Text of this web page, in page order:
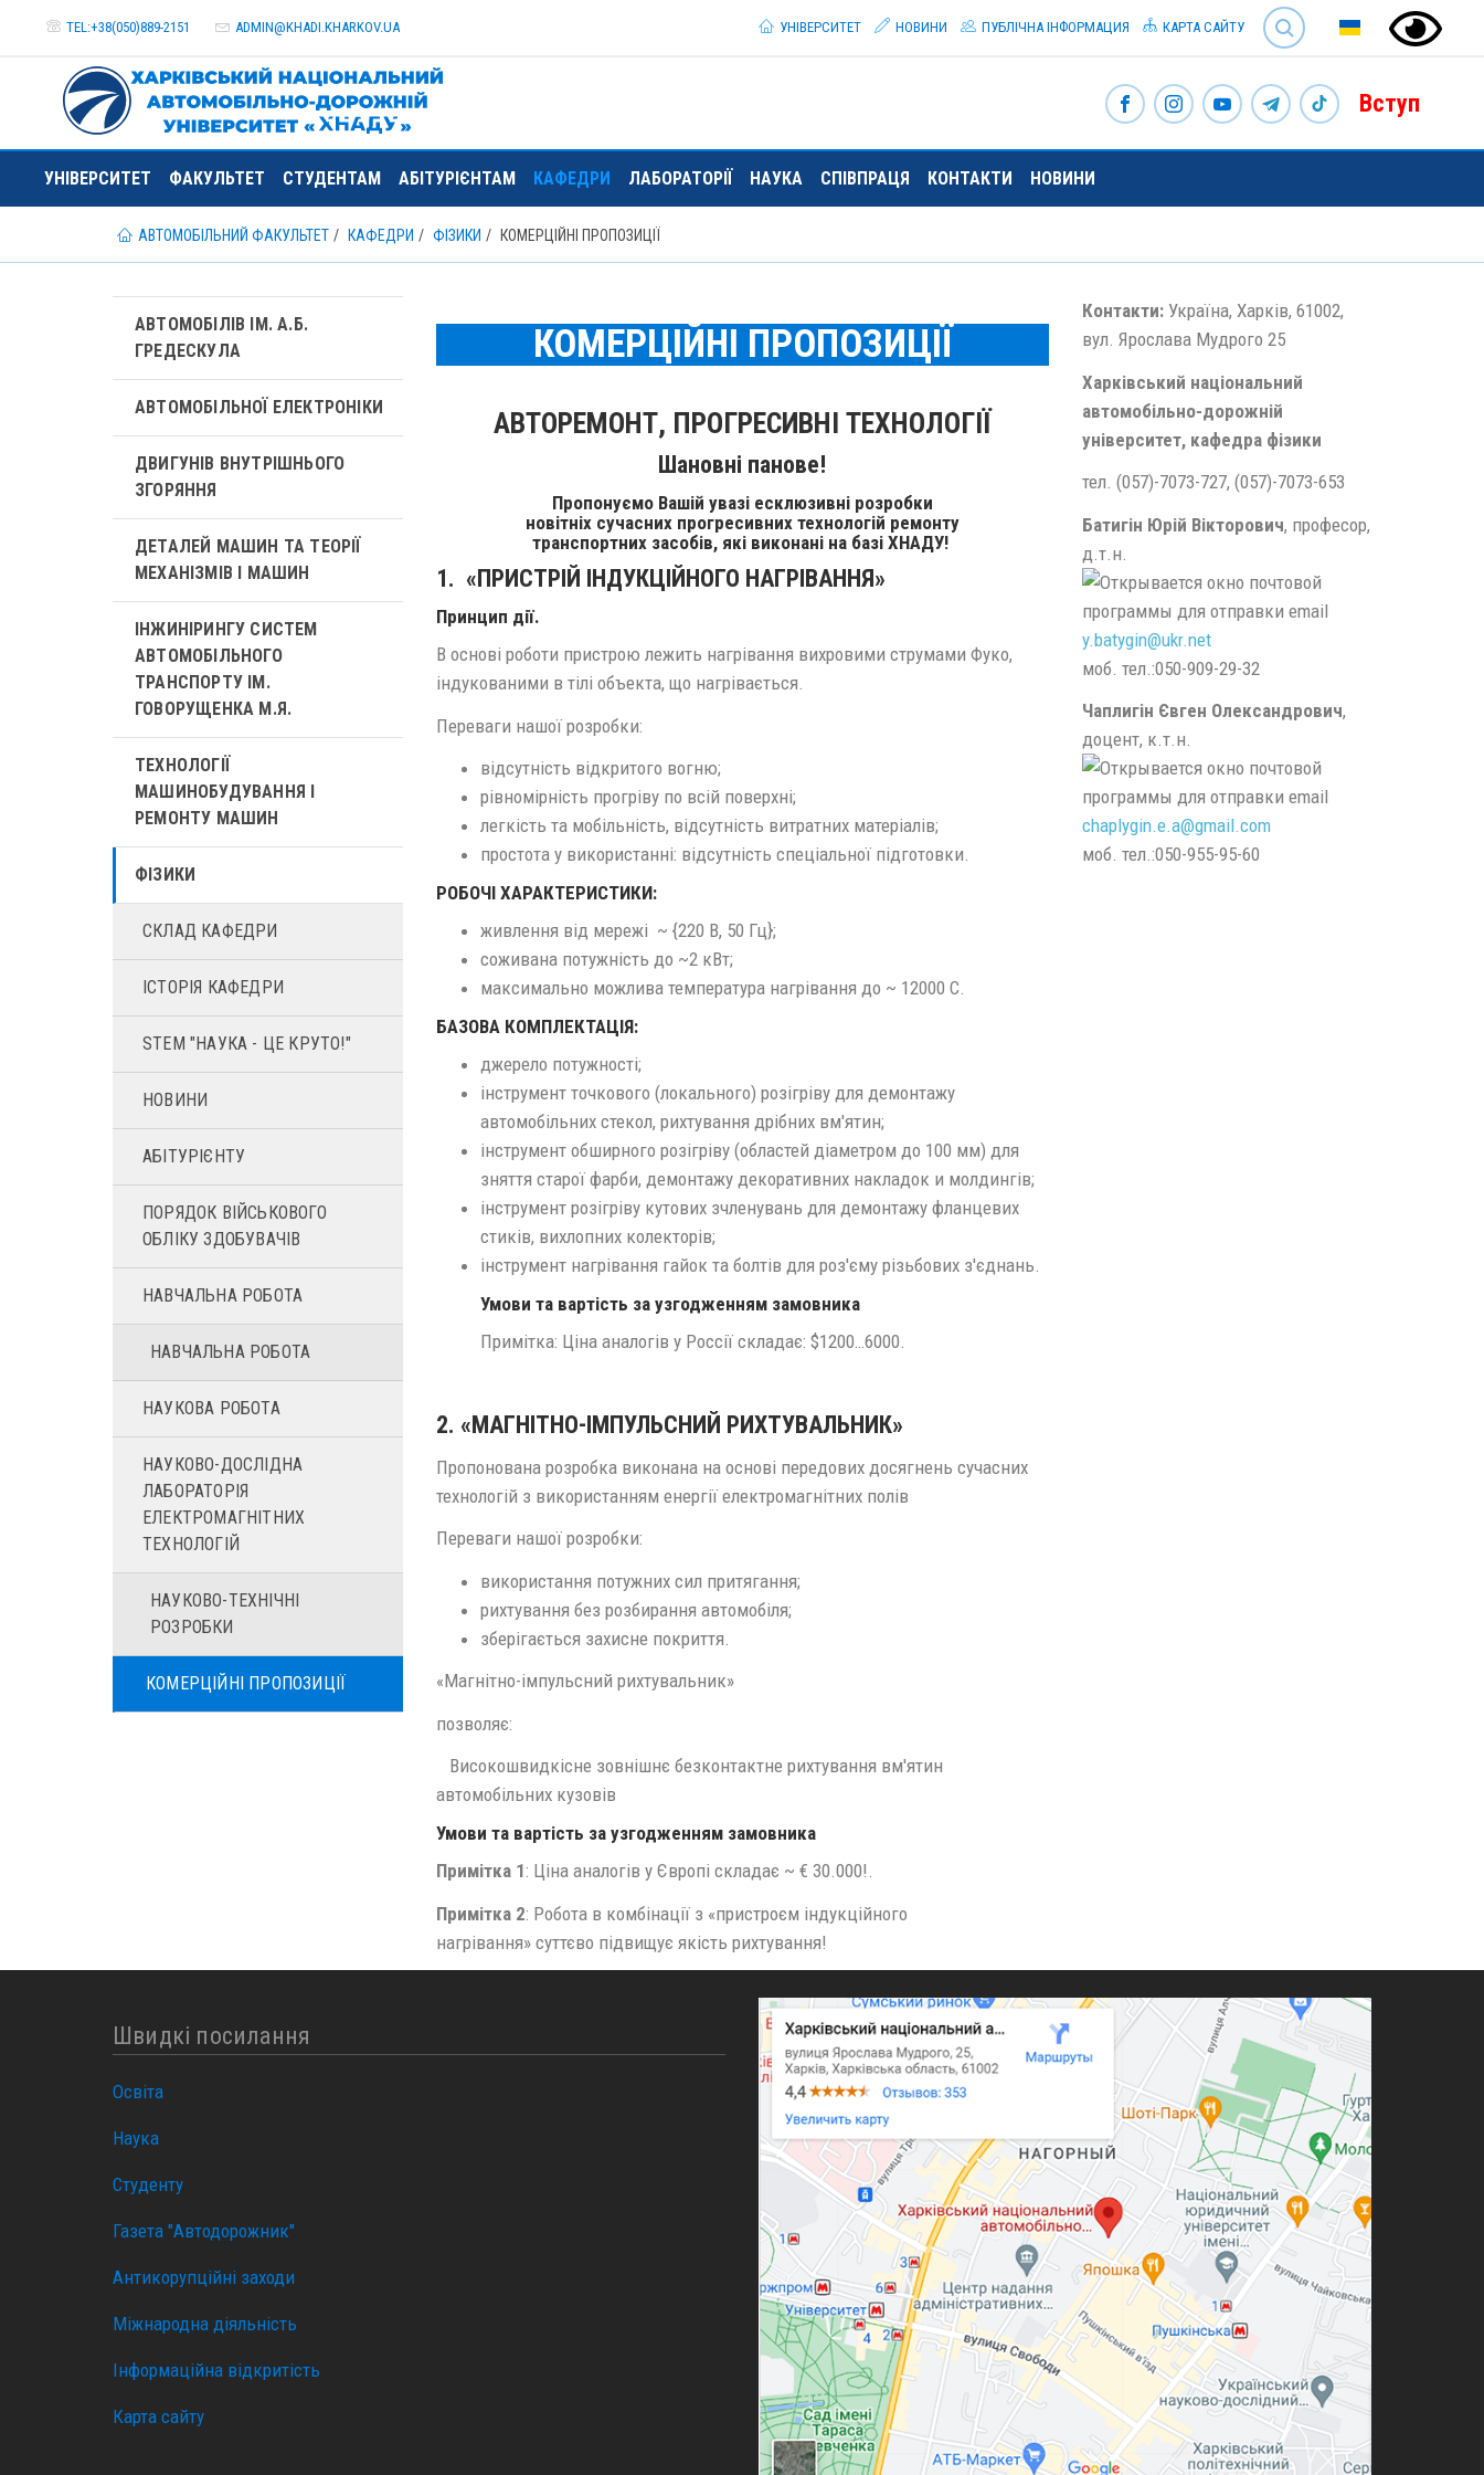
TEL:+38(050)889-2151 ADMIN@KHADI.KHARKOV.UA
SEARCH
УНІВЕРСИТЕТ
НОВИНИ ПУБЛІЧНА ІНФОРМАЦИЯ КАРТА САЙТУ
Вступ
УНІВЕРСИТЕТ ФАКУЛЬТЕТ СТУДЕНТАМ АБІТУРІЄНТАМ КАФЕДРИ ЛАБОРАТОРІЇ НАУКА СПІВПРАЦЯ КОНТАКТИ НОВИНИ
АВТОМОБІЛЬНИЙ ФАКУЛЬТЕТ КАФЕДРИ ФІЗИКИ КОМЕРЦІЙНІ ПРОПОЗИЦІЇ
КОМЕРЦІЙНІ ПРОПОЗИЦІЇ
АВТОРЕМОНТ, ПРОГРЕСИВНІ ТЕХНОЛОГІЇ
Шановні панове!
Пропонуємо Вашій увазі есклюзивні розробки
новітніх сучасних прогресивних технологій ремонту
транспортних засобів, які виконані на базі ХНАДУ!
1. «ПРИСТРІЙ ІНДУКЦІЙНОГО НАГРІВАННЯ»
Принцип дії.
В основі роботи пристрою лежить нагрівання вихровими струмами Фуко,
індукованими в тілі объекта, що нагрівається.
Переваги нашої розробки:
відсутність відкритого вогню;
рівномірність прогріву по всій поверхні;
легкість та мобільність, відсутність витратних матеріалів;
простота у використанні: відсутність спеціальної підготовки.
РОБОЧІ ХАРАКТЕРИСТИКИ:
живлення від мережі ~ {220 В, 50 Гц};
соживана потужність до ~2 кВт;
максимально можлива температура нагрівання до ~ 12000 C.
БАЗОВА КОМПЛЕКТАЦІЯ:
джерело потужності;
інструмент точкового (локального) розігріву для демонтажу
автомобільних стекол, рихтування дрібних вм'ятин;
інструмент обширного розігріву (областей діаметром до 100 мм) для
зняття старої фарби, демонтажу декоративних накладок и молдингів;
інструмент розігріву кутових зчленувань для демонтажу фланцевих
стиків, вихлопних колекторів;
інструмент нагрівання гайок та болтів для роз'єму різьбових з'єднань.
Умови та вартість за узгодженням замовника
Примітка: Ціна аналогів у Россії складає: $1200…6000.
2. «МАГНІТНО-ІМПУЛЬСНИЙ РИХТУВАЛЬНИК»
Пропонована розробка виконана на основі передових досягнень сучасних
технологій з використанням енергії електромагнітних полів
Переваги нашої розробки:
використання потужних сил притягання;
рихтування без розбирання автомобіля;
зберігається захисне покриття.
«Магнітно-імпульсний рихтувальник»
позволяє:
Високошвидкісне зовнішнє безконтактне рихтування вм'ятин
автомобільних кузовів
Умови та вартість за узгодженням замовника
Примітка 1: Ціна аналогів у Європі складає ~ € 30.000!.
Примітка 2: Робота в комбінації з «пристроєм індукційного
нагрівання» суттєво підвищує якість рихтування!
Контакти:Україна, Харків, 61002,
вул. Ярослава Мудрого 25
Харківський національний
автомобільно-дорожній
університет, кафедра фізики
тел. (057)-7073-727, (057)-7073-653
Батигін Юрій Вікторович, професор,
д.т.н.
y.batygin@ukr.net
моб. тел.:050-909-29-32
Чаплигін Євген Олександрович,
доцент, к.т.н.
chaplygin.e.a@gmail.com
моб. тел.:050-955-95-60
АВТОМОБІЛІВ ІМ. А.Б.
ГРЕДЕСКУЛА
АВТОМОБІЛЬНОЇ ЕЛЕКТРОНІКИ
ДВИГУНІВ ВНУТРІШНЬОГО
ЗГОРЯННЯ
ДЕТАЛЕЙ МАШИН ТА ТЕОРІЇ
МЕХАНІЗМІВ І МАШИН
ІНЖИНІРИНГУ СИСТЕМ
АВТОМОБІЛЬНОГО
ТРАНСПОРТУ ІМ.
ГОВОРУЩЕНКА М.Я.
ТЕХНОЛОГІЇ
МАШИНОБУДУВАННЯ І
РЕМОНТУ МАШИН
ФІЗИКИ
СКЛАД КАФЕДРИ
ІСТОРІЯ КАФЕДРИ
STEM "НАУКА - ЦЕ КРУТО!"
НОВИНИ
АБІТУРІЄНТУ
ПОРЯДОК ВІЙСЬКОВОГО
ОБЛІКУ ЗДОБУВАЧІВ
НАВЧАЛЬНА РОБОТА
НАВЧАЛЬНА РОБОТА
НАУКОВА РОБОТА
НАУКОВО-ДОСЛІДНА
ЛАБОРАТОРІЯ
ЕЛЕКТРОМАГНІТНИХ
ТЕХНОЛОГІЙ
НАУКОВО-ТЕХНІЧНІ
РОЗРОБКИ
КОМЕРЦІЙНІ ПРОПОЗИЦІЇ
Швидкі посилання
Освіта
Наука
Студенту
Газета "Автодорожник"
Антикорупційні заходи
Міжнародна діяльність
Інформаційна відкритість
Карта сайту